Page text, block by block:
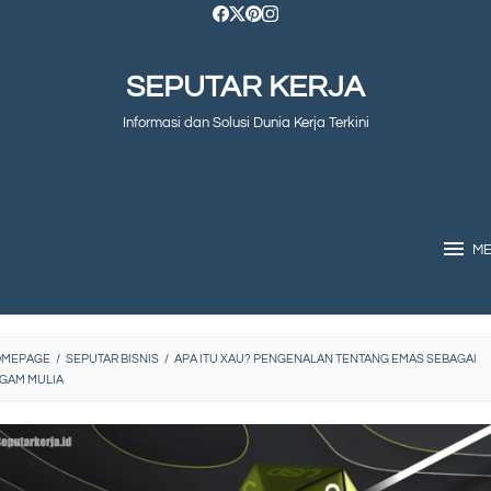
SEPUTAR KERJA
Informasi dan Solusi Dunia Kerja Terkini
/ SEPUTAR BISNIS / APA ITU XAU? PENGENALAN TENTANG EMAS SEBAGAI
MULIA